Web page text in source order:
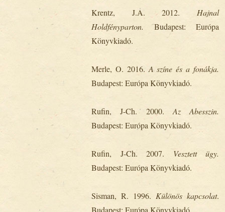
Krentz, J.A. 2012. Hajnal
Holdfényparton. Budapest: Európa
Könyvkiadó.
Merle, O. 2016. A színe és a fonákja.
Budapest: Európa Könyvkiadó.
Rufin, J-Ch. 2000. Az Abesszin.
Budapest: Európa Könyvkiadó.
Rufin, J-Ch. 2007. Vesztett ügy.
Budapest: Európa Könyvkiadó.
Sisman, R. 1996. Különös kapcsolat.
Budapest: Európa Könyvkiadó.